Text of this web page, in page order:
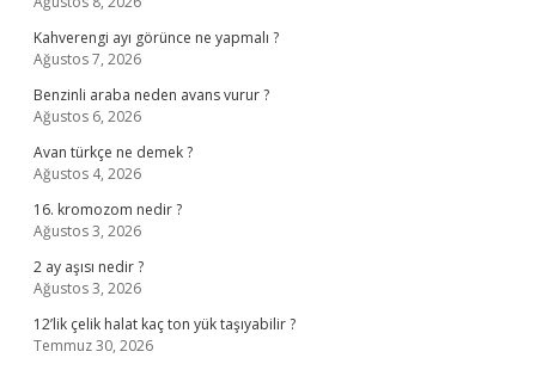
Kahverengi ayı görünce ne yapmalı ?
Ağustos 7, 2026
Benzinli araba neden avans vurur ?
Ağustos 6, 2026
Avan türkçe ne demek ?
Ağustos 4, 2026
16. kromozom nedir ?
Ağustos 3, 2026
2 ay aşısı nedir ?
Ağustos 3, 2026
12’lik çelik halat kaç ton yük taşıyabilir ?
Temmuz 30, 2026